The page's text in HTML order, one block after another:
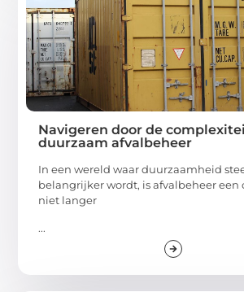
Navigeren door de
duurzaam afvalbeheer
In een wereld waar duurzaamheid
belangrijker wordt, is afvalbeheer een
niet langer
...